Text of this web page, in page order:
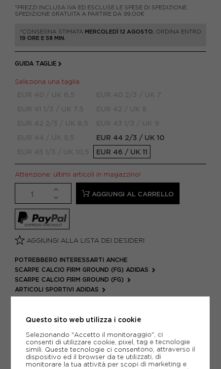
*PREZZI INCLUSA IVA ED ESCLUSE LE SPESE DI SPEDIZIONE.
SPEDIZIONE GRATUITA A PARTIRE DA 99,00€
*CONSEGNA STIMATA MERCOLEDÌ 12 AGOSTO.
ORDINA ENTRO
19 ORE E 58 MIN.
GUIDA TAGLIE
Seleziona una taglia
EUR 44 2/3 / UK 10
EUR 46 / UK 11
Attenzione: ultimi articoli in magazzino!
AGGIUNGI AL CARRELLO
AGGIUNGI ALLA LISTA DEI DESIDERI
POTREBBERO INTERESSARTI ANCHE
SCARPE CALCIO FIRM GROUND (FG) ADIDAS
SCARPE CALCIO FIRM GROUND (FG)
ARTICOLI SPORTIVI ADIDAS
PIÙ INFORMAZIONI
SCHEDA TECNICA
Questo sito web utilizza i cookie
Selezionando "Accetto il monitoraggio", ci
consenti di utilizzare cookie, pixel, tag e tecnologie
simili. Queste tecnologie ci consentono, attraverso il
dispositivo ed il browser da te utilizzati, di
monitorare la tua attività per scopi di marketing e